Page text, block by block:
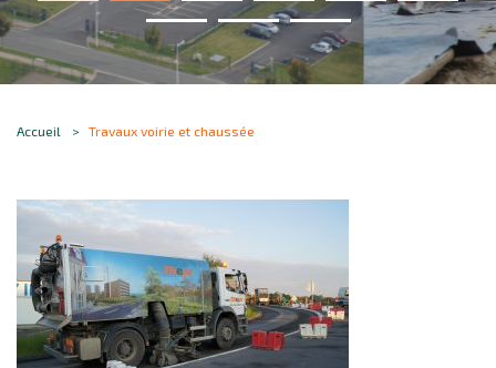
Accueil Travaux voirie et chaussée